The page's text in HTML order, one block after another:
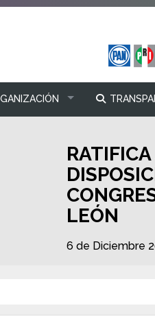
LEÓN
6 de Diciembre